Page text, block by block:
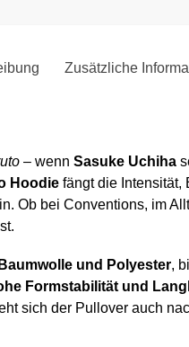
Zusätzliche
– wenn Sasuke Uchiha
Hoodiefängt die Intensität,
Ob bei Conventions, im
und Polyester,
Formstabilität und
sich der Pullover auch